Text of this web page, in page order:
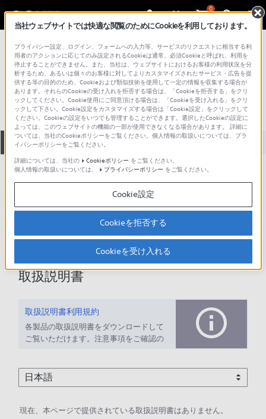
0
総合サポート・お問い合わせ プロフェッショナル／業務用
PCM-3324SX
全て ダウンロード 取扱説明書 Q&A
ダウンロード
現在、本ページで提供されているアップデート情報はありませ
取扱説明書
取扱説明書利用規約
各製品の取扱説明書をダウンロードして
ご覧いただけます。注意事項をご確認の
現在、本ページで提供されている取扱説明書はありません。
当社ウェブサイトでは快適な閲覧のためにCookieを利用しております。
プライバシー設定、ログイン、フォームへの入力等、サービスのリクエストに相当する利
用者のアクションに応じてのみ設定されるCookieは通常、必須Cookieと呼ばれ、利用を
停止することができません。また、当社は、ウェブサイトにおけるお客様の利用状況を分
析するため、あるいは個々のお客様に対してよりカスタマイズされたサービス・広告を提
供する等の目的のため、Cookieおよび類似技術を使用して一定の情報を収集する場合が
あります。それらのCookieの受け入れを拒否する場合は、「Cookieを拒否する」をクリ
ックしてください。Cookie使用にご同意頂ける場合は、「Cookieを受け入れる」をクリ
ックして下さい。Cookie設定をカスタマイズする場合は「Cookie設定」をクリックして
ください。Cookieの設定をいつでも管理することができます。選択したCookieの設定に
よっては、このウェブサイトの機能の一部が使用できなくなる場合があります。 詳細に
ついては、当社のCookieポリシーをご覧ください。個人情報の取扱いについては、プラ
イバシーポリシーをご覧ください。
詳細については、当社の
Cookieポリシー をご覧ください。
個人情報の取扱いについては、
プライバシーポリシー をご覧ください。
Cookie設定
Cookieを拒否する
Cookieを受け入れる